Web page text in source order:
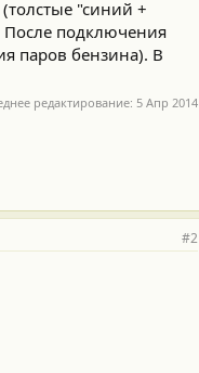
"синий +
После подключения
паров бензина). В
редактирование: 5 Апр 2014
#2